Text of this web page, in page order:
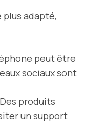
adapté,
peut être
sociaux sont
produits
un support